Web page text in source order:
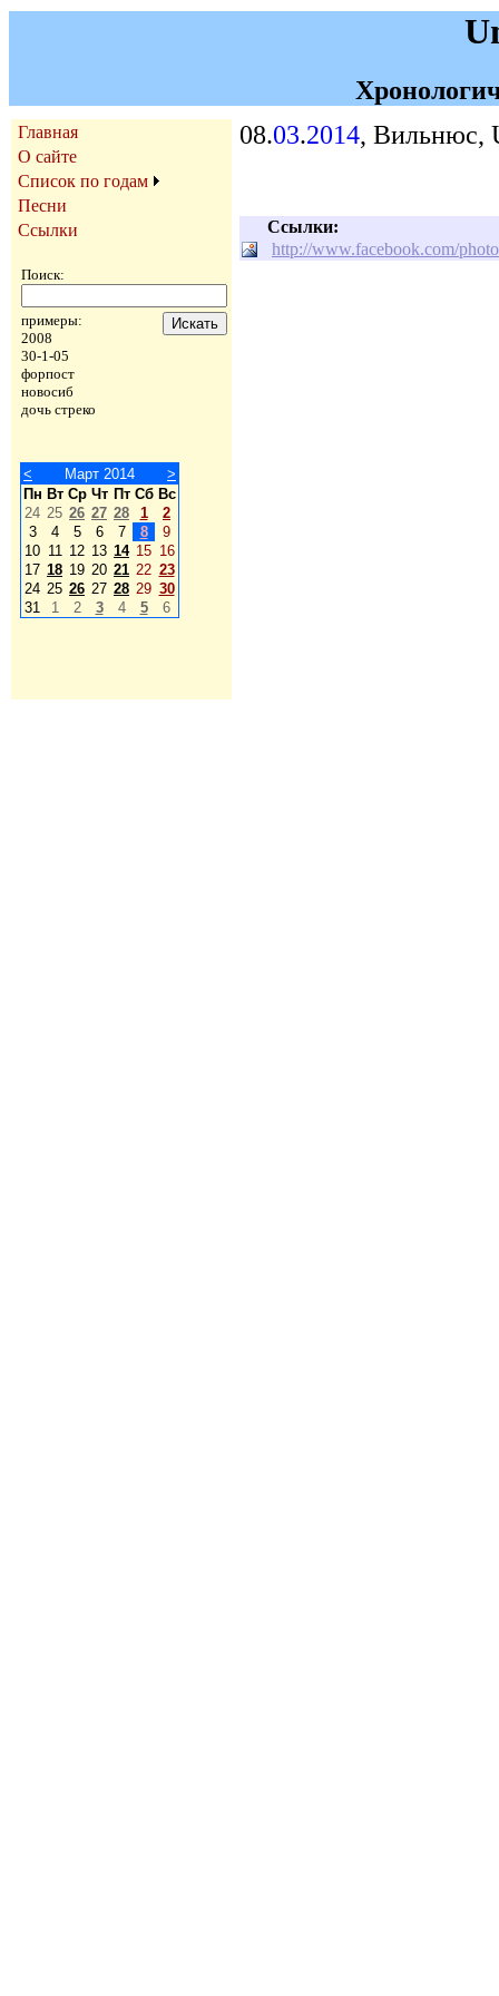
Главная
О сайте
Список по годам
Песни
Ссылки
Поиск:
примеры:
2008
30-1-05
форпост
новосиб
дочь стреко
< Март 2014
>
Пн Вт Ср Чт Пт Сб Вс
24 25 26 27 28 1
2
3
4 5 6 7 8
9
10 11 12 13 14 15 16
17 18 19 20 21 22 23
24 25 26 27 28 29 30
31
1 2 3 4 5 6
08.03.2014, Вильнюс,
Ссылки:
http://www.facebook.com/